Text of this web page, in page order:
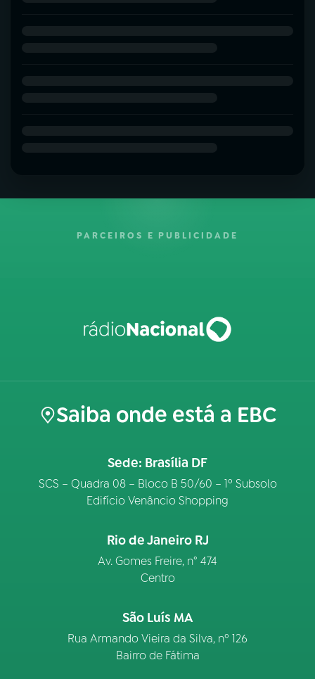
PARCEIROS E PUBLICIDADE
Saiba onde está a EBC
Sede: Brasília DF
SCS – Quadra 08 – Bloco B 50/60 – 1º Subsolo
Edifício Venâncio Shopping
Rio de Janeiro RJ
Av. Gomes Freire, n° 474
Centro
São Luís MA
Rua Armando Vieira da Silva, nº 126
Bairro de Fátima